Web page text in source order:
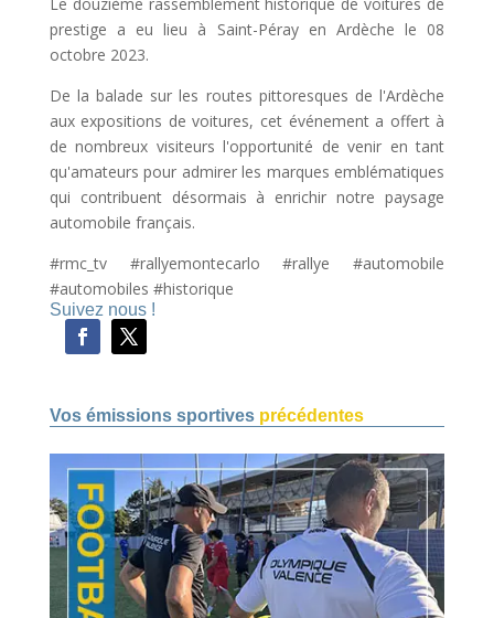
prestige a eu lieu à Saint-Péray en Ardèche le 08
octobre 2023.
De la balade sur les routes pittoresques de l'Ardèche
aux expositions de voitures, cet événement a offert à
de nombreux visiteurs l'opportunité de venir en tant
qu'amateurs pour admirer les marques emblématiques
qui contribuent désormais à enrichir notre paysage
automobile français.
#rmc_tv #rallyemontecarlo #rallye #automobile
#automobiles #historique
Suivez nous !
Vos émissions sportivesprécédentes